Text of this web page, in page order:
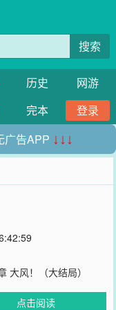
搜索
历史
网游
完本
登录
广告APP ↓↓↓
大风！（大结局）
点击阅读